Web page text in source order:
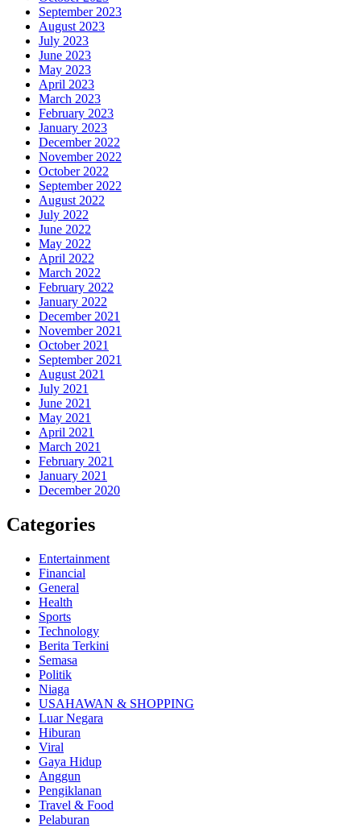
September 2023
August 2023
July 2023
June 2023
May 2023
April 2023
March 2023
February 2023
January 2023
December 2022
November 2022
October 2022
September 2022
August 2022
July 2022
June 2022
May 2022
April 2022
March 2022
February 2022
January 2022
December 2021
November 2021
October 2021
September 2021
August 2021
July 2021
June 2021
May 2021
April 2021
March 2021
February 2021
January 2021
December 2020
Categories
Entertainment
Financial
General
Health
Sports
Technology
Berita Terkini
Semasa
Politik
Niaga
USAHAWAN & SHOPPING
Luar Negara
Hiburan
Viral
Gaya Hidup
Anggun
Pengiklanan
Travel & Food
Pelaburan